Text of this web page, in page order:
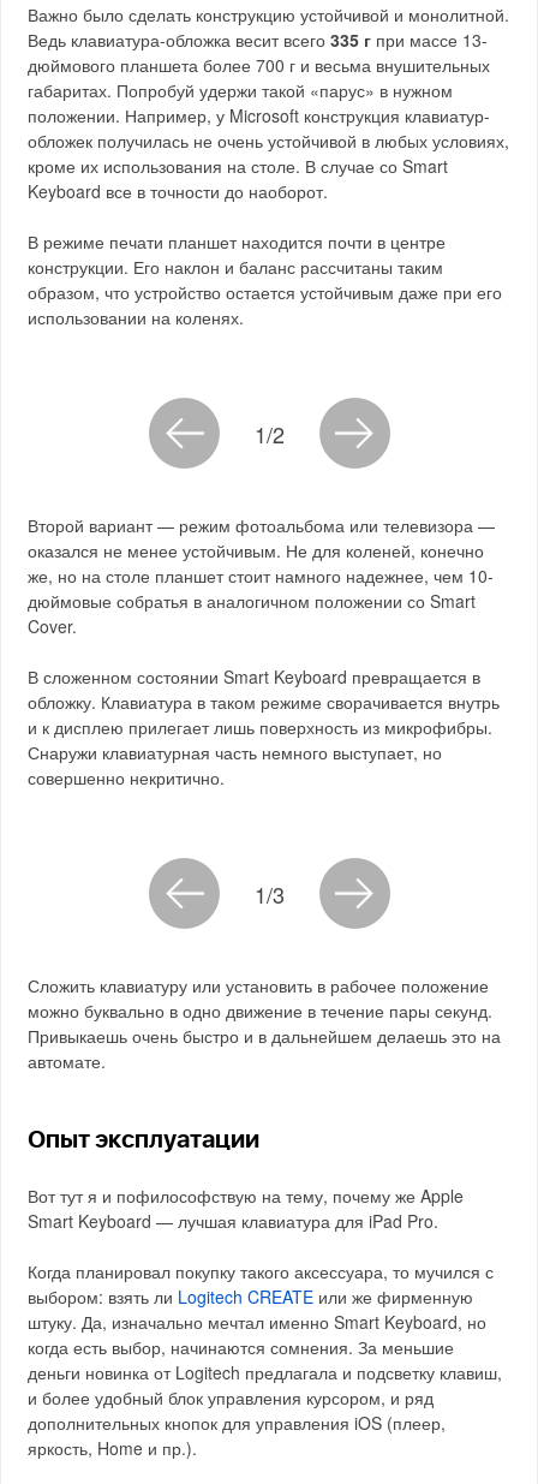
Важно было сделать конструкцию устойчивой и монолитной.
Ведь клавиатура-обложка весит всего335 г при массе 13-
дюймового планшета более 700 г и весьма внушительных
габаритах. Попробуй удержи такой «парус» в нужном
положении. Например, у Microsoft конструкция клавиатур-
обложек получилась не очень устойчивой в любых условиях,
кроме их использования на столе. В случае со Smart
Keyboard все в точности до наоборот.
В режиме печати планшет находится почти в центре
конструкции. Его наклон и баланс рассчитаны таким
образом, что устройство остается устойчивым даже при его
использовании на коленях.
1/2
Второй вариант — режим фотоальбома или телевизора —
оказался не менее устойчивым. Не для коленей, конечно
же, но на столе планшет стоит намного надежнее, чем 10-
дюймовые собратья в аналогичном положении со Smart
Cover.
В сложенном состоянии Smart Keyboard превращается в
обложку. Клавиатура в таком режиме сворачивается внутрь
и к дисплею прилегает лишь поверхность из микрофибры.
Снаружи клавиатурная часть немного выступает, но
совершенно некритично.
1/3
Сложить клавиатуру или установить в рабочее положение
можно буквально в одно движение в течение пары секунд.
Привыкаешь очень быстро и в дальнейшем делаешь это на
автомате.
Опыт эксплуатации
Вот тут я и пофилософствую на тему, почему же Apple
Smart Keyboard — лучшая клавиатура для iPad Pro.
Когда планировал покупку такого аксессуара, то мучился с
выбором: взять ли Logitech CREATE или же фирменную
штуку. Да, изначально мечтал именно Smart Keyboard, но
когда есть выбор, начинаются сомнения. За меньшие
деньги новинка от Logitech предлагала и подсветку клавиш,
и более удобный блок управления курсором, и ряд
дополнительных кнопок для управления iOS (плеер,
яркость, Home и пр.).